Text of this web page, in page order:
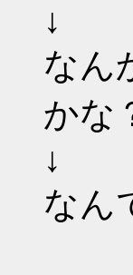
↓
なん
かな
↓
なん